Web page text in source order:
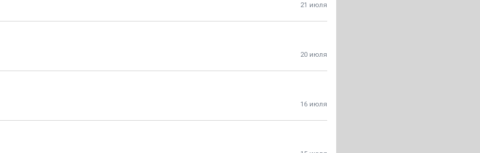
21 июля
20 июля
16 июля